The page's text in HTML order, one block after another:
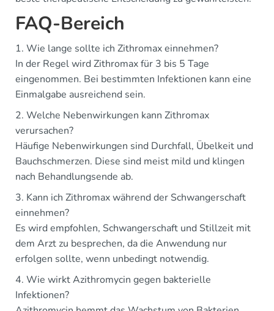
FAQ-Bereich
1. Wie lange sollte ich Zithromax einnehmen?
In der Regel wird Zithromax für 3 bis 5 Tage
eingenommen. Bei bestimmten Infektionen kann eine
Einmalgabe ausreichend sein.
2. Welche Nebenwirkungen kann Zithromax
verursachen?
Häufige Nebenwirkungen sind Durchfall, Übelkeit und
Bauchschmerzen. Diese sind meist mild und klingen
nach Behandlungsende ab.
3. Kann ich Zithromax während der Schwangerschaft
einnehmen?
Es wird empfohlen, Schwangerschaft und Stillzeit mit
dem Arzt zu besprechen, da die Anwendung nur
erfolgen sollte, wenn unbedingt notwendig.
4. Wie wirkt Azithromycin gegen bakterielle
Infektionen?